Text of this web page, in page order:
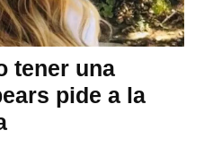
tener una
pide a la